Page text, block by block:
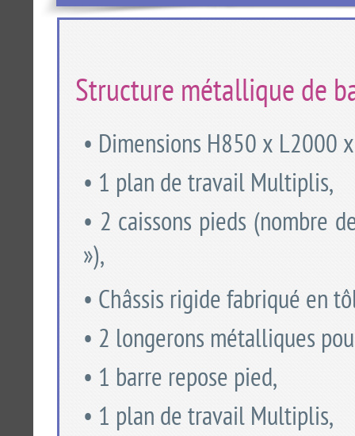
Structure métallique de
• Dimensions H850 x L2000
• 1 plan de travail Multiplis,
• 2 caissons pieds (nombre
»),
• Châssis rigide fabriqué en
• 2 longerons métalliques
• 1 barre repose pied,
• 1 plan de travail Multiplis,